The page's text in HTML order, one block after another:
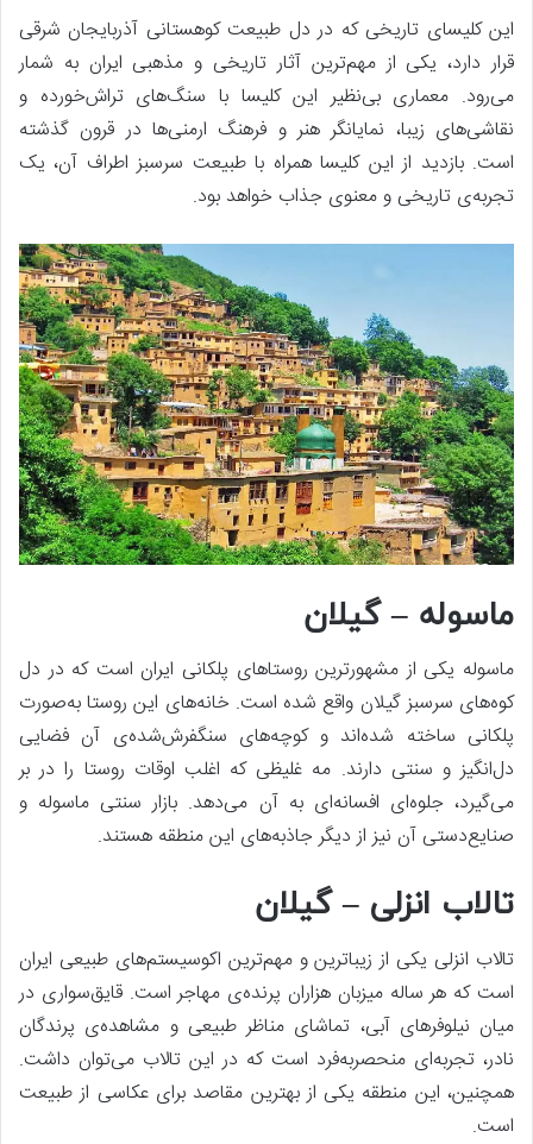
این کلیسای تاریخی که در دل طبیعت کوهستانی آذربایجان شرقی
قرار دارد، یکی از مهم‌ترین آثار تاریخی و مذهبی ایران به شمار
می‌رود. معماری بی‌نظیر این کلیسا با سنگ‌های تراش‌خورده و
نقاشی‌های زیبا، نمایانگر هنر و فرهنگ ارمنی‌ها در قرون گذشته
است. بازدید از این کلیسا همراه با طبیعت سرسبز اطراف آن، یک
تجربه‌ی تاریخی و معنوی جذاب خواهد بود.
ماسوله – گیلان
ماسوله یکی از مشهورترین روستاهای پلکانی ایران است که در دل
کوه‌های سرسبز گیلان واقع شده است. خانه‌های این روستا به‌صورت
پلکانی ساخته شده‌اند و کوچه‌های سنگفرش‌شده‌ی آن فضایی
دل‌انگیز و سنتی دارند. مه غلیظی که اغلب اوقات روستا را در بر
می‌گیرد، جلوه‌ای افسانه‌ای به آن می‌دهد. بازار سنتی ماسوله و
صنایع‌دستی آن نیز از دیگر جاذبه‌های این منطقه هستند.
تالاب انزلی – گیلان
تالاب انزلی یکی از زیباترین و مهم‌ترین اکوسیستم‌های طبیعی ایران
است که هر ساله میزبان هزاران پرنده‌ی مهاجر است. قایق‌سواری در
میان نیلوفرهای آبی، تماشای مناظر طبیعی و مشاهده‌ی پرندگان
نادر، تجربه‌ای منحصربه‌فرد است که در این تالاب می‌توان داشت.
همچنین، این منطقه یکی از بهترین مقاصد برای عکاسی از طبیعت
است.